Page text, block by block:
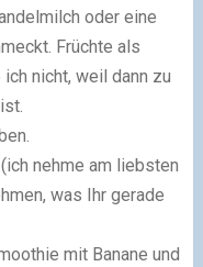
oder eine
Früchte als
nicht, weil dann zu
nehme am liebsten
was Ihr gerade
mit Banane und